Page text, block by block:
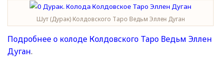
Шут (Дурак) Колдовского Таро Ведьм Эллен Дуган
Подробнее о колоде Колдовского Таро Ведьм Эллен
Дуган.